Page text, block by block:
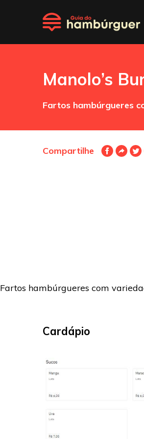
Manolo’s
Fartos hambúrgueres
Compartilhe
Fartos hambúrgueres com
Cardápio